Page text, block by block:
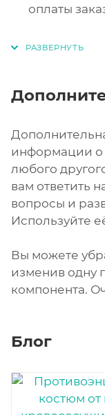
оплаты
информации о
любого
вам ответить
вопросы и
Используйте
Вы можете
изменив одну
компонента.
Блог